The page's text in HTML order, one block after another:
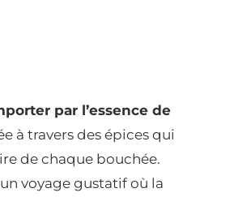
par l’essence de
à travers des épices qui
de chaque bouchée.
voyage gustatif où la